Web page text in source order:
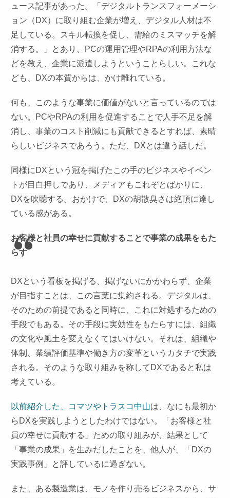
ュース記事があった。「デジタルトランスフォーメーシ
ョン（DX）に取り組む企業が増え、デジタル人材は不
足している。スキル転換を促し、需給のミスマッチを解
消する。」とあり、PCの運用管理やRPAの利用方法な
どを教え、企業に派遣しようということらしい。これな
ども、DXの本質からは、かけ離れている。
何も、このような事業に価値がないと言っているのでは
ない。PCやRPAの利用を促進することで人手不足を解
消し、事業のコスト削減にも貢献できるとすれば、素晴
らしいビジネスであろう。ただ、DXとは違う話しだ。
同様にDXという冠を掲げたこの手のビジネスやイベン
トが目白押しであり、メディアもこれぞとばかりに、
DXを吹聴する。おかけで、DXの胡散臭さは絶頂に達し
ている感がある。
お客様と社員の幸せに貢献することで事業の成果をもた
らす
DXという看板を掲げる、掲げないにかかわらず、企業
が目指すことは、この言葉に集約される。デジタルは、
そのための前提であると同時に、これに対処するための
手段でもある。その手段に実効性をもたらすには、組織
の文化や風土を変えなくてはいけない。それは、組織や
体制、業績評価基準や働き方の変革というカタチで実践
される。そのような取り組みを称してDXであると私は
考えている。
以前紹介した、コマツやトラスコ中山は、なにも最初か
らDXを実践しようとしたわけではない。「お客様と社
員の幸せに貢献する」ための取り組みが、結果として
「事業の成果」を生みだしたことを、他人が、「DXの
実践事例」と評しているに過ぎない。
また、ある製造業は、モノを作り売るビジネスから、サ